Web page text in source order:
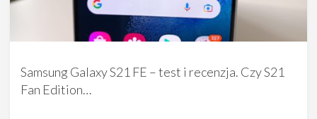
Samsung Galaxy S21 FE – test i recenzja. Czy S21
Fan Edition…